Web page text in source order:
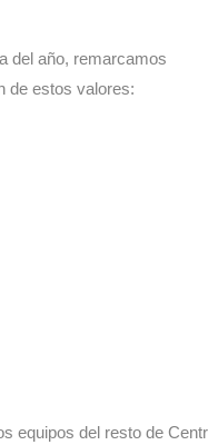
del año, remarcamos
de estos valores:
equipos del resto de